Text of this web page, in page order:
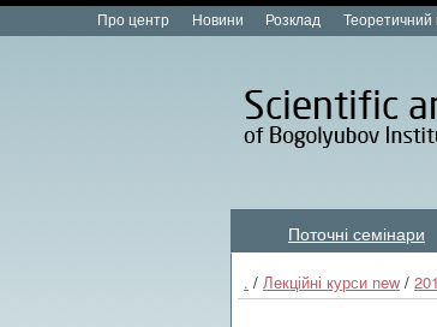
Про центр Новини Розклад Теоретичний
Поточні семінари
. / Лекційні курси new /